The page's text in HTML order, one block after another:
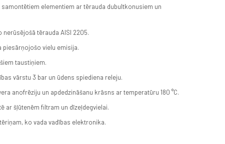
elementiem ar tērauda dubultkonusiem un
tērauda AISI 2205.
piesārņojošo vielu emisija.
taustiņiem.
vārstu 3 bar un ūdens spiediena releju.
anofrēziju un apdedzināšanu krāsns ar temperatūru 180 °C.
ar šļūtenēm filtram un dīzeļdegvielai.
ko vada vadības elektronika.